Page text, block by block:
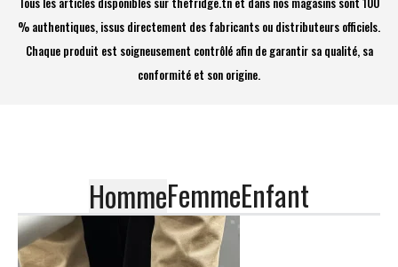
% authentiques, issus directement des fabricants ou distributeurs officiels.
Chaque produit est soigneusement contrôlé afin de garantir sa qualité, sa
conformité et son origine.
HommeFemmeEnfant